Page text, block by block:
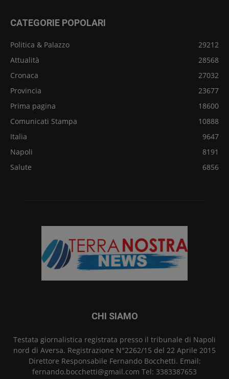
CATEGORIE POPOLARI
Politica & Palazzo
29212
Attualità
28568
Cronaca
27032
Provincia
23677
Prima pagina
18600
Comunicati Stampa
10888
Italia
9647
Napoli
8191
Salute
6856
CHI SIAMO
Testata giornalistica registrata presso il tribunale di Napoli
nord di Aversa. Registrazione N°2262/15 del 22 Aprile 2015
Direttore Responsabile Fernando Bocchetti. Email:
fernando.bocchetti@gmail.com Tel: 3383387653